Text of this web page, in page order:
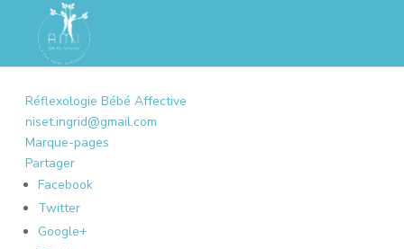
Réflexologie Bébé Affective
niset.ingrid@gmail.com
Marque-pages
Partager
Facebook
Twitter
Google+